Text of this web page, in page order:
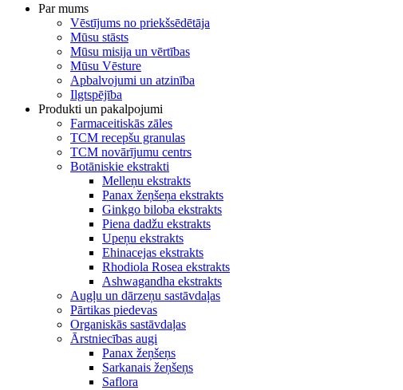
Par mums
Vēstījums no priekšsēdētāja
Mūsu stāsts
Mūsu misija un vērtības
Mūsu Vēsture
Apbalvojumi un atzinība
Ilgtspējība
Produkti un pakalpojumi
Farmaceitiskās zāles
TCM recepšu granulas
TCM novārījumu centrs
Botāniskie ekstrakti
Melleņu ekstrakts
Panax žeņšeņa ekstrakts
Ginkgo biloba ekstrakts
Piena dadžu ekstrakts
Upeņu ekstrakts
Ehinacejas ekstrakts
Rhodiola Rosea ekstrakts
Ashwagandha ekstrakts
Augļu un dārzeņu sastāvdaļas
Pārtikas piedevas
Organiskās sastāvdaļas
Ārstniecības augi
Panax žeņšeņs
Sarkanais žeņšeņs
Saflora